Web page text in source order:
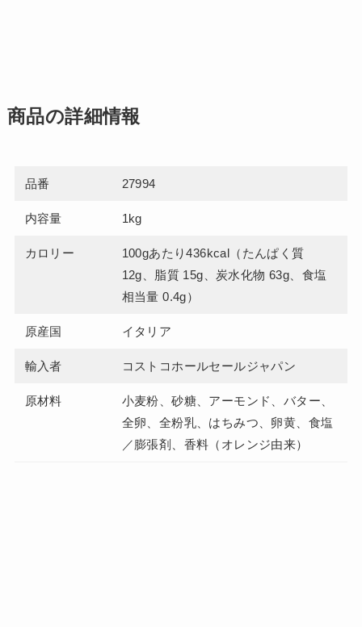
商品の詳細情報
品番 27994
内容量 1kg
カロリー
100gあたり436kcal（たんぱく質
12g、脂質 15g、炭水化物 63g、食塩
相当量 0.4g）
原産国 イタリア
輸入者 コストコホールセールジャパン
原材料
小麦粉、砂糖、アーモンド、バター、
全卵、全粉乳、はちみつ、卵黄、食塩
／膨張剤、香料（オレンジ由来）